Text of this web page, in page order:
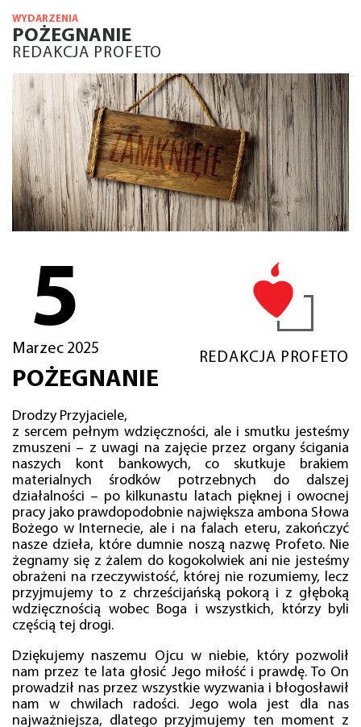
WYDARZENIA
POŻEGNANIE
REDAKCJA PROFETO
5
Marzec 2025
REDAKCJA PROFETO
POŻEGNANIE
Drodzy Przyjaciele,
z sercem pełnym wdzięczności, ale i smutku jesteśmy
zmuszeni – z uwagi na zajęcie przez organy ścigania
naszych kont bankowych, co skutkuje brakiem
materialnych środków potrzebnych do dalszej
działalności – po kilkunastu latach pięknej i owocnej
pracy jako prawdopodobnie największa ambona Słowa
Bożego w Internecie, ale i na falach eteru, zakończyć
nasze dzieła, które dumnie noszą nazwę Profeto. Nie
żegnamy się z żalem do kogokolwiek ani nie jesteśmy
obrażeni na rzeczywistość, której nie rozumiemy, lecz
przyjmujemy to z chrześcijańską pokorą i z głęboką
wdzięcznością wobec Boga i wszystkich, którzy byli
częścią tej drogi.
Dziękujemy naszemu Ojcu w niebie, który pozwolił
nam przez te lata głosić Jego miłość i prawdę. To On
prowadził nas przez wszystkie wyzwania i błogosławił
nam w chwilach radości. Jego wola jest dla nas
najważniejsza, dlatego przyjmujemy ten moment z